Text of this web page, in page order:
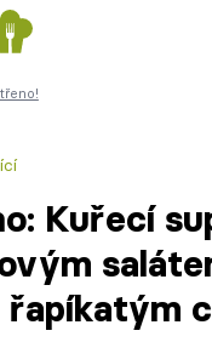
Kuřecí
řapíkatým